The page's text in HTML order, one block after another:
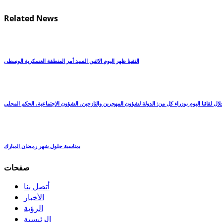
Related News
التقينا ظهر اليوم الاثنين السيد أمر المنطقة العسكرية الوسطى
لقائنا اليوم بوزراء كل من: الدولة لشؤون المهجرين والنازحين، الشؤون الإجتماعية، الحكم المحلي
بمناسبة حلول شهر رمضان المبارك
صفحات
أتصل بنا
الأخبار
الرؤية
الرئيسية